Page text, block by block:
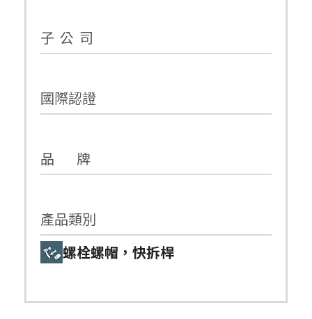
子 公 司
國際認證
品 牌
產品類別
螺栓螺帽，快拆桿